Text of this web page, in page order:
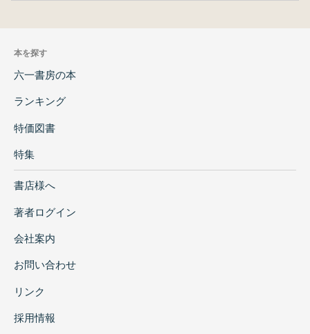
本を探す
六一書房の本
ランキング
特価図書
特集
書店様へ
著者ログイン
会社案内
お問い合わせ
リンク
採用情報